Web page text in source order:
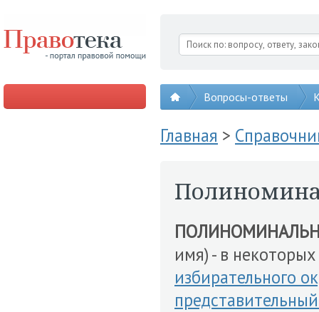
Вопросы-ответы
Главная >
имя) - в
избирательного